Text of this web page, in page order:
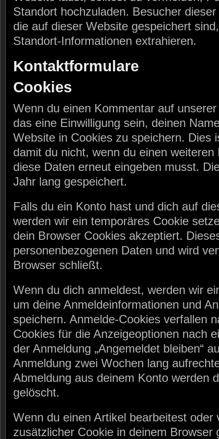
Standort hochzuladen. Besucher
die auf dieser Website gespeichert
Standort-Informationen extrahieren.
Kontaktformulare
Cookies
Wenn du einen Kommentar auf
das eine Einwilligung sein, deinen
Website in Cookies zu speichern. Dies
damit du nicht, wenn du einen
diese Daten erneut eingeben musst.
Jahr lang gespeichert.
Falls du ein Konto hast und dich auf
werden wir ein temporäres Cookie
dein Browser Cookies akzeptiert.
personenbezogenen Daten und wird
Browser schließt.
Wenn du dich anmeldest, werden wir
um deine Anmeldeinformationen und
speichern. Anmelde-Cookies verfallen
Cookies für die Anzeigeoptionen nach
der Anmeldung „Angemeldet bleiben“
Anmeldung zwei Wochen lang
Abmeldung aus deinem Konto werden
gelöscht.
Wenn du einen Artikel bearbeitest oder
zusätzlicher Cookie in deinem Browser